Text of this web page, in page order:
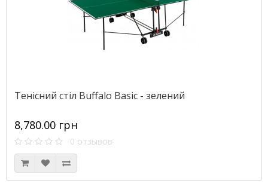
Тенісний стіл Buffalo Basic - зелений
8,780.00 грн
0 отзывов